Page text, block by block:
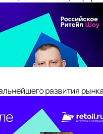
развития